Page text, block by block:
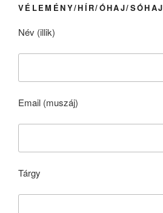
VÉLEMÉNY/HÍR/ÓHAJ/SÓHAJ
Név (illik)
Email (muszáj)
Tárgy